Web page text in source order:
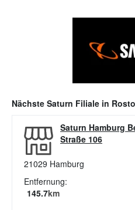
Nächste Saturn Filiale in
Saturn Hamburg
Straße 106
21029 Hamburg
Entfernung:
145.7km